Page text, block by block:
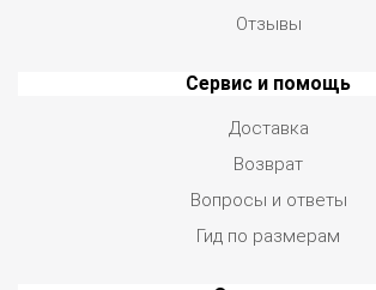
Отзывы
Сервис и помощь
Доставка
Возврат
Вопросы и ответы
Гид по размерам